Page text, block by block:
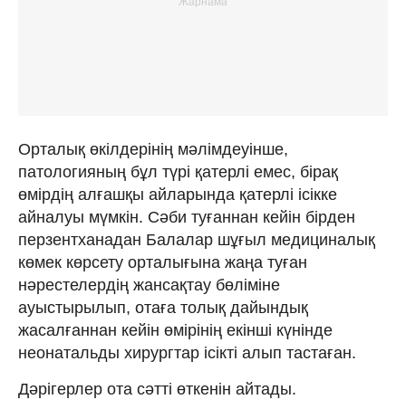
Орталық өкілдерінің мәлімдеуінше,
патологияның бұл түрі қатерлі емес, бірақ
өмірдің алғашқы айларында қатерлі ісікке
айналуы мүмкін. Сәби туғаннан кейін бірден
перзентханадан Балалар шұғыл медициналық
көмек көрсету орталығына жаңа туған
нәрестелердің жансақтау бөліміне
ауыстырылып, отаға толық дайындық
жасалғаннан кейін өмірінің екінші күнінде
неонатальды хирургтар ісікті алып тастаған.
Дәрігерлер ота сәтті өткенін айтады.